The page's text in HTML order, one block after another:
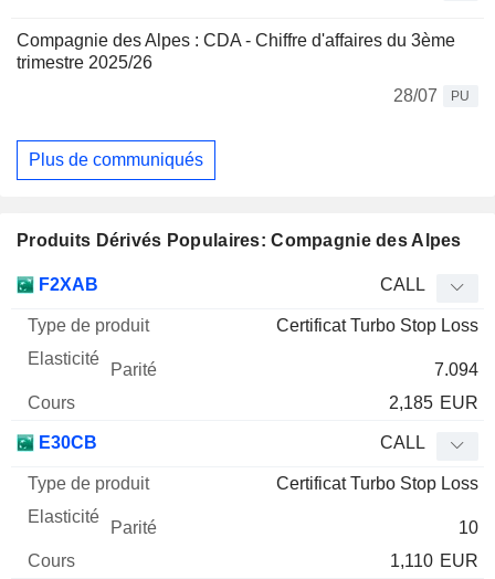
Compagnie des Alpes : CDA - Chiffre d'affaires du 3ème
trimestre 2025/26
28/07
PU
Plus de communiqués
Produits Dérivés Populaires: Compagnie des Alpes
Mnemo Type produit
Parité Cours
F2XAB CALL
Certificat Turbo Stop Loss
7.094
2,185 EUR
E30CB CALL
Certificat Turbo Stop Loss
10
1,110 EUR